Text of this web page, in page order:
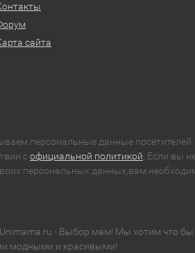
сайта
персональные данные посетителей
софициальной политикой. Если вы
персональных данных,вам
- Выбор мам! Мы хотим что бы
модными и красивыми!